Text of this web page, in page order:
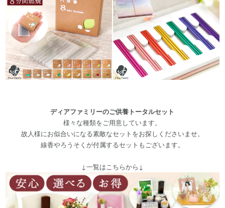
ディアファミリーのご供養トータルセット
様々な種類をご用意しています。
故人様にお似合いになる素敵なセットをお探しくださいませ。
線香やろうそくが付属するセットもございます。
↓一覧はこちらから↓